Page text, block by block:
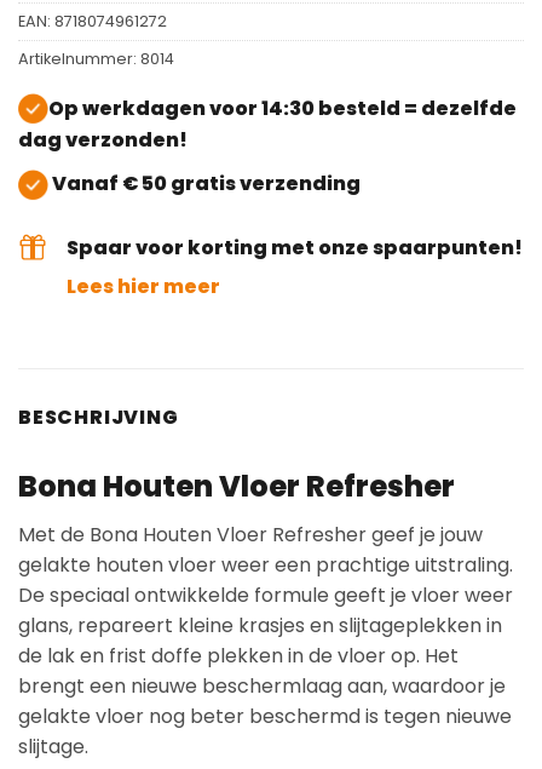
EAN: 8718074961272
Artikelnummer: 8014
Op werkdagen voor 14:30 besteld = dezelfde
dag verzonden!
Vanaf € 50 gratis verzending
Spaar voor korting met onze spaarpunten!
Lees hier meer
BESCHRIJVING
Bona Houten Vloer Refresher
Met de Bona Houten Vloer Refresher geef je jouw
gelakte houten vloer weer een prachtige uitstraling.
De speciaal ontwikkelde formule geeft je vloer weer
glans, repareert kleine krasjes en slijtageplekken in
de lak en frist doffe plekken in de vloer op. Het
brengt een nieuwe beschermlaag aan, waardoor je
gelakte vloer nog beter beschermd is tegen nieuwe
slijtage.